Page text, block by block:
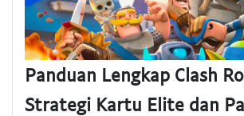
Panduan Lengkap Clash
Strategi Kartu Elite dan